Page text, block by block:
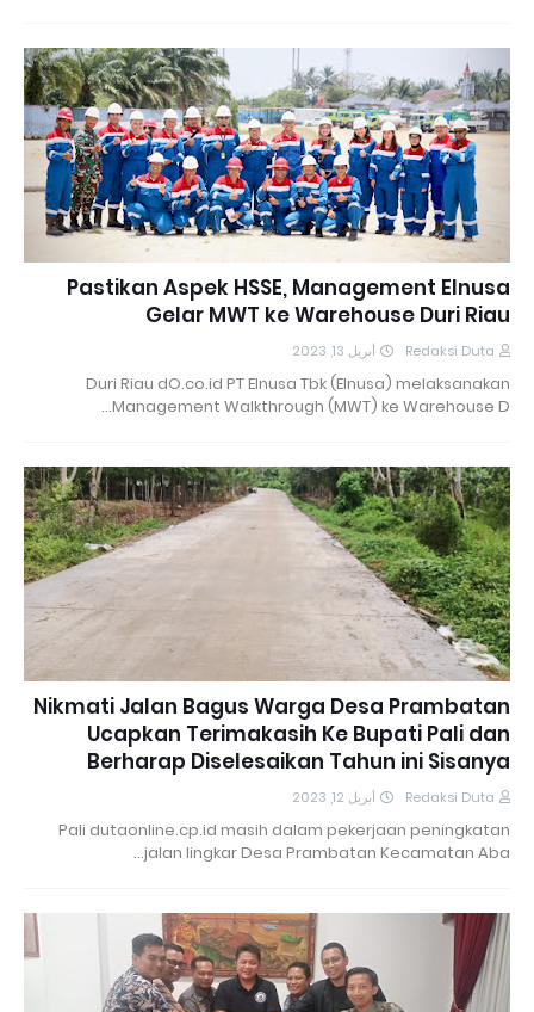
Pastikan Aspek HSSE, Management Elnusa
Gelar MWT ke Warehouse Duri Riau
Redaksi Duta أبريل 13, 2023
Duri Riau dO.co.id PT Elnusa Tbk (Elnusa) melaksanakan
Management Walkthrough (MWT) ke Warehouse D…
Nikmati Jalan Bagus Warga Desa Prambatan
Ucapkan Terimakasih Ke Bupati Pali dan
Berharap Diselesaikan Tahun ini Sisanya
Redaksi Duta أبريل 12, 2023
Pali dutaonline.cp.id masih dalam pekerjaan peningkatan
jalan lingkar Desa Prambatan Kecamatan Aba…